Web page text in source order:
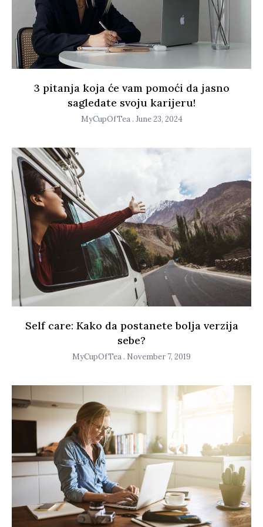
3 pitanja koja će vam pomoći da jasno
sagledate svoju karijeru!
MyCupOfTea June 23, 2024
Self care: Kako da postanete bolja verzija
sebe?
MyCupOfTea November 7, 2019